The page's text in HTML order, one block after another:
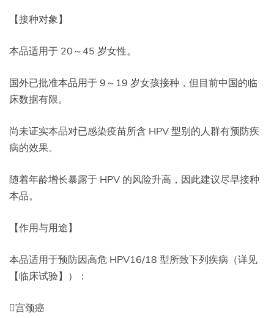
【接种对象】
本品适用于 20～45 岁女性。
国外已批准本品用于 9～19 岁女孩接种，但目前中国的临
床数据有限。
尚未证实本品对已感染疫苗所含 HPV 型别的人群有预防疾
病的效果。
随着年龄增长暴露于 HPV 的风险升高，因此建议尽早接种
本品。
【作用与用途】
本品适用于预防因高危 HPV16/18 型所致下列疾病（详见
【临床试验】）：
宫颈癌